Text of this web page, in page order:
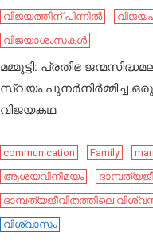
വിജയത്തിന് പിന്നിൽ
വിജയാശംസകൾ
മമ്മൂട്ടി: പ്രതിഭ
സ്വയം പുനർനിർമ്മിച്ച ഒരു
വിജയകഥ
communication Family
ആശയവിനിമയം
ദാമ്പത്യജീവിതത്തിലെ
വിശ്വാസം